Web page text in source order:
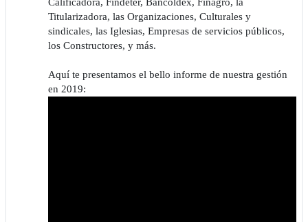
Calificadora, Findeter, Bancoldex, Finagro, la
Titularizadora, las Organizaciones, Culturales y
sindicales, las Iglesias, Empresas de servicios públicos,
los Constructores, y más.
Aquí te presentamos el bello informe de nuestra gestión
en 2019: